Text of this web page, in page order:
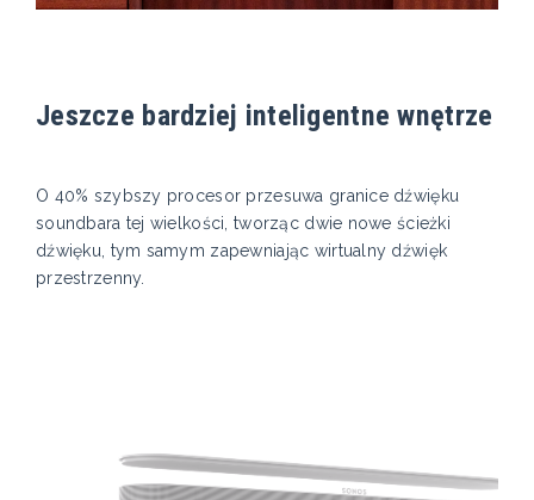
Jeszcze bardziej inteligentne wnętrze
O 40% szybszy procesor przesuwa granice dźwięku
soundbara tej wielkości, tworząc dwie nowe ścieżki
dźwięku, tym samym zapewniając wirtualny dźwięk
przestrzenny.